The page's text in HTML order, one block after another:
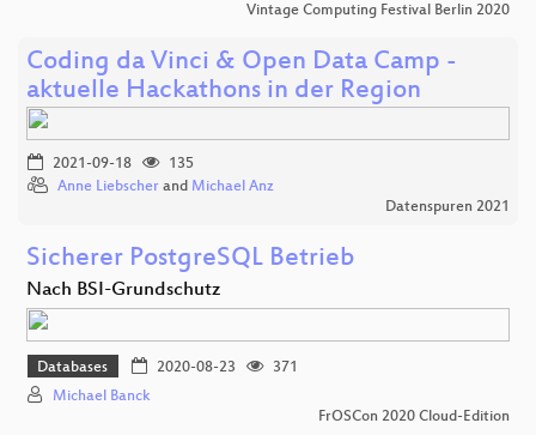
Vintage Computing Festival Berlin 2020
Coding da Vinci & Open Data Camp -
aktuelle Hackathons in der Region
2021-09-18
135
Anne Liebscher and Michael Anz
Datenspuren 2021
Sicherer PostgreSQL Betrieb
Nach BSI-Grundschutz
Databases 2020-08-23
371
Michael Banck
FrOSCon 2020 Cloud-Edition